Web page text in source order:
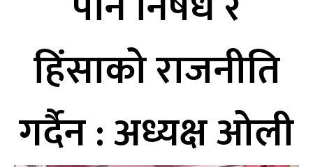
हिंसाको राजनीति
गर्दैन : अध्यक्ष ओली